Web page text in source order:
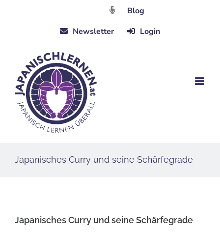
Blog
Newsletter
Login
Japanisches Curry und seine Schärfegrade
Japanisches Curry und seine Schärfegrade